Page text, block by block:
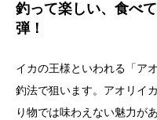
釣って楽しい、食べ
弾！
イカの王様といわれる「ア
釣法で狙います。アオリイ
り物では味わえない魅力が